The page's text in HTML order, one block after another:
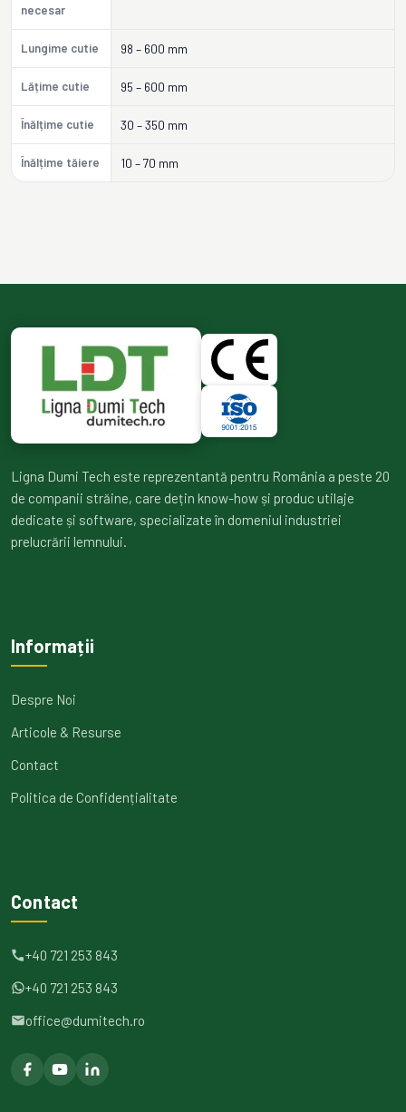
necesar
Lungime cutie 98 – 600 mm
Lățime cutie 95 – 600 mm
Înălțime cutie 30 – 350 mm
Înălțime tăiere 10 – 70 mm
Ligna Dumi Tech este reprezentantă pentru România a peste 20
de companii străine, care dețin know-how și produc utilaje
dedicate și software, specializate în domeniul industriei
prelucrării lemnului.
Informații
Despre Noi
Articole & Resurse
Contact
Politica de Confidențialitate
Contact
+40 721 253 843
+40 721 253 843
office@dumitech.ro